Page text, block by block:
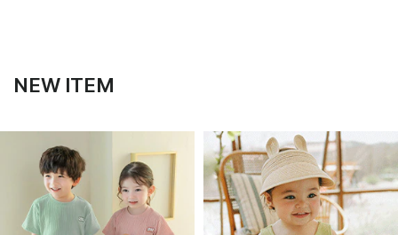
NEW ITEM